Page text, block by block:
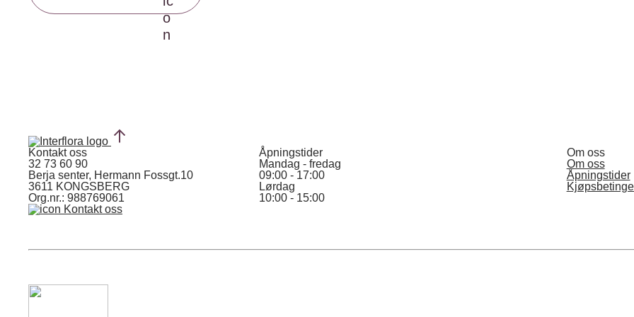
Kontakt oss
32 73 60 90
Berja senter, Hermann Fossgt.10
3611 KONGSBERG
Org.nr.: 988769061
Kontakt oss
Åpningstider
Mandag - fredag
09:00 - 17:00
Lørdag
10:00 - 15:00
Om oss
Om oss
Åpningstider